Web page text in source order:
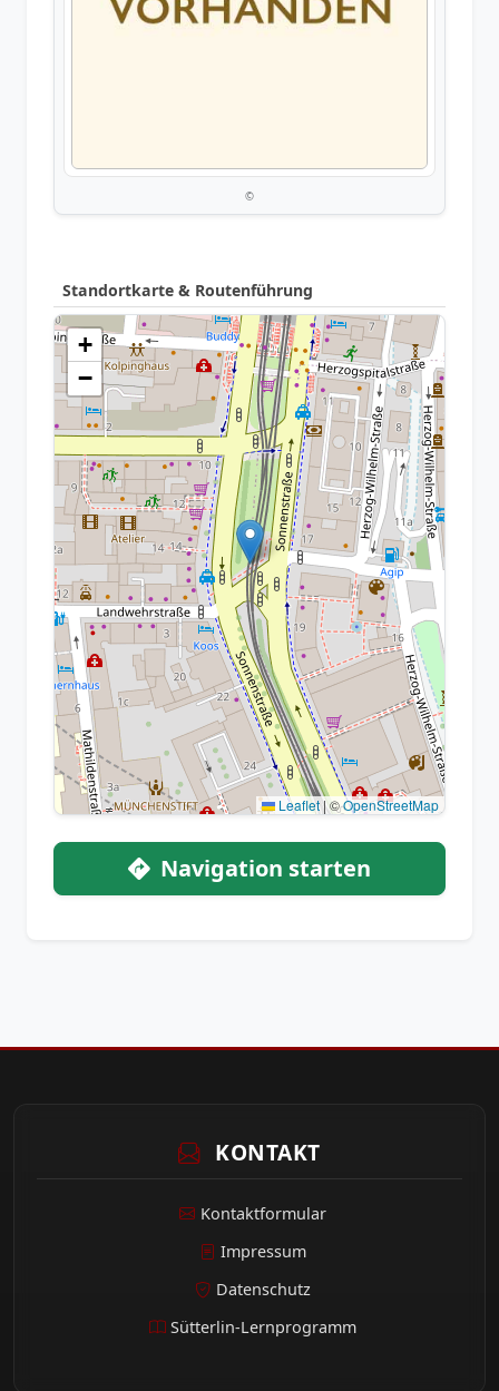
©
Standortkarte & Routenführung
+
−
Leaflet |©OpenStreetMap
Navigation starten
KONTAKT
Kontaktformular
Impressum
Datenschutz
Sütterlin-Lernprogramm